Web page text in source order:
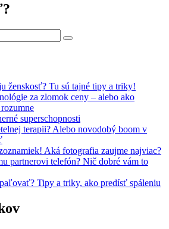
ženskosť? Tu sú tajné tipy a triky!
za zlomok ceny – alebo ako
superschopnosti
terapii? Alebo novodobý boom v
Aká fotografia zaujme najviac?
partnerovi telefón? Nič dobré vám to
Tipy a triky, ako predísť spáleniu